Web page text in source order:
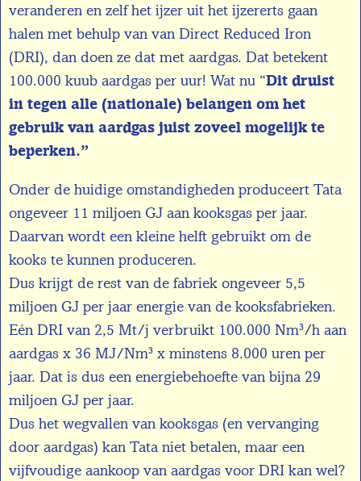
veranderen en zelf het ijzer uit het ijzererts gaan
halen met behulp van van Direct Reduced Iron
(DRI), dan doen ze dat met aardgas. Dat betekent
100.000 kuub aardgas per uur! Wat nu “Dit druist
in tegen alle (nationale) belangen om het
gebruik van aardgas juist zoveel mogelijk te
beperken.”
Onder de huidige omstandigheden produceert Tata
ongeveer 11 miljoen GJ aan kooksgas per jaar.
Daarvan wordt een kleine helft gebruikt om de
kooks te kunnen produceren.
Dus krijgt de rest van de fabriek ongeveer 5,5
miljoen GJ per jaar energie van de kooksfabrieken.
Eén DRI van 2,5 Mt/j verbruikt 100.000 Nm³/h aan
aardgas x 36 MJ/Nm³ x minstens 8.000 uren per
jaar. Dat is dus een energiebehoefte van bijna 29
miljoen GJ per jaar.
Dus het wegvallen van kooksgas (en vervanging
door aardgas) kan Tata niet betalen, maar een
vijfvoudige aankoop van aardgas voor DRI kan wel?